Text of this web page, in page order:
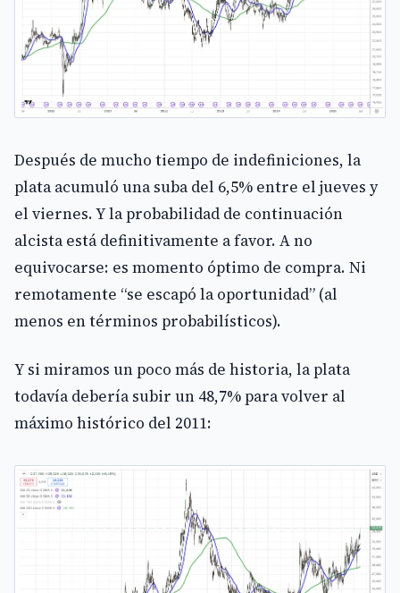
Después de mucho tiempo de indefiniciones, la
plata acumuló una suba del 6,5% entre el jueves y
el viernes. Y la probabilidad de continuación
alcista está definitivamente a favor. A no
equivocarse: es momento óptimo de compra. Ni
remotamente “se escapó la oportunidad” (al
menos en términos probabilísticos).
Y si miramos un poco más de historia, la plata
todavía debería subir un 48,7% para volver al
máximo histórico del 2011: